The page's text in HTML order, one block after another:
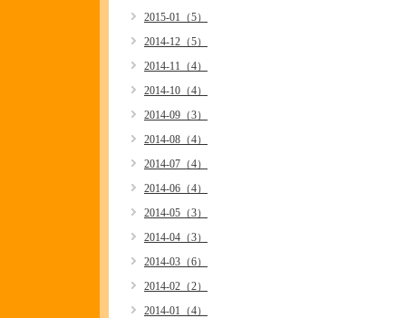
2015-01（5）
2014-12（5）
2014-11（4）
2014-10（4）
2014-09（3）
2014-08（4）
2014-07（4）
2014-06（4）
2014-05（3）
2014-04（3）
2014-03（6）
2014-02（2）
2014-01（4）